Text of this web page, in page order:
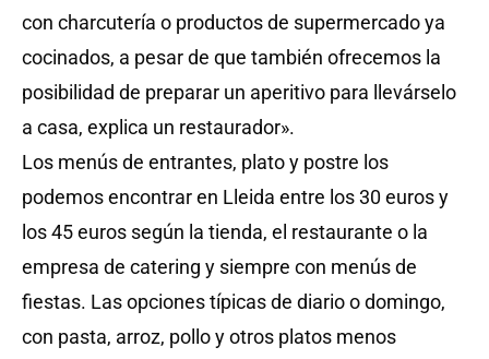
con charcutería o productos de supermercado ya
cocinados, a pesar de que también ofrecemos la
posibilidad de preparar un aperitivo para llevárselo
a casa, explica un restaurador».
Los menús de entrantes, plato y postre los
podemos encontrar en Lleida entre los 30 euros y
los 45 euros según la tienda, el restaurante o la
empresa de catering y siempre con menús de
fiestas. Las opciones típicas de diario o domingo,
con pasta, arroz, pollo y otros platos menos